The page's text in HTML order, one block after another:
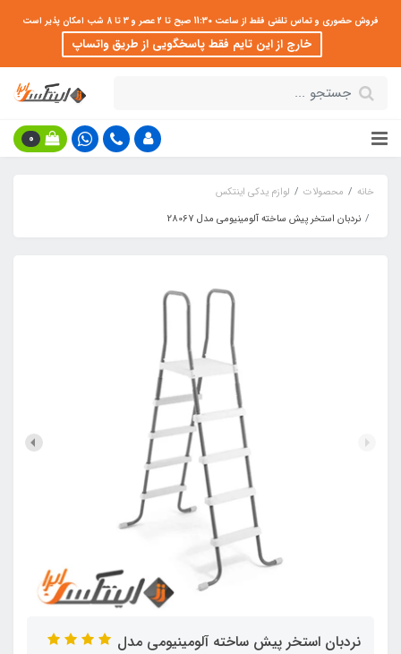
فروش حضوری و تماس تلفنی فقط از ساعت 11:30 صبح تا 2 عصر و 3 تا 8 شب امکان پذیر است
خارج از این تایم فقط پاسخگویی از طریق واتساپ
0
خانه محصولات
لوازم یدکی اینتکس
نردبان استخر پیش ساخته آلومینیومی مدل 28067
نردبان استخر پیش ساخته آلومینیومی مدل